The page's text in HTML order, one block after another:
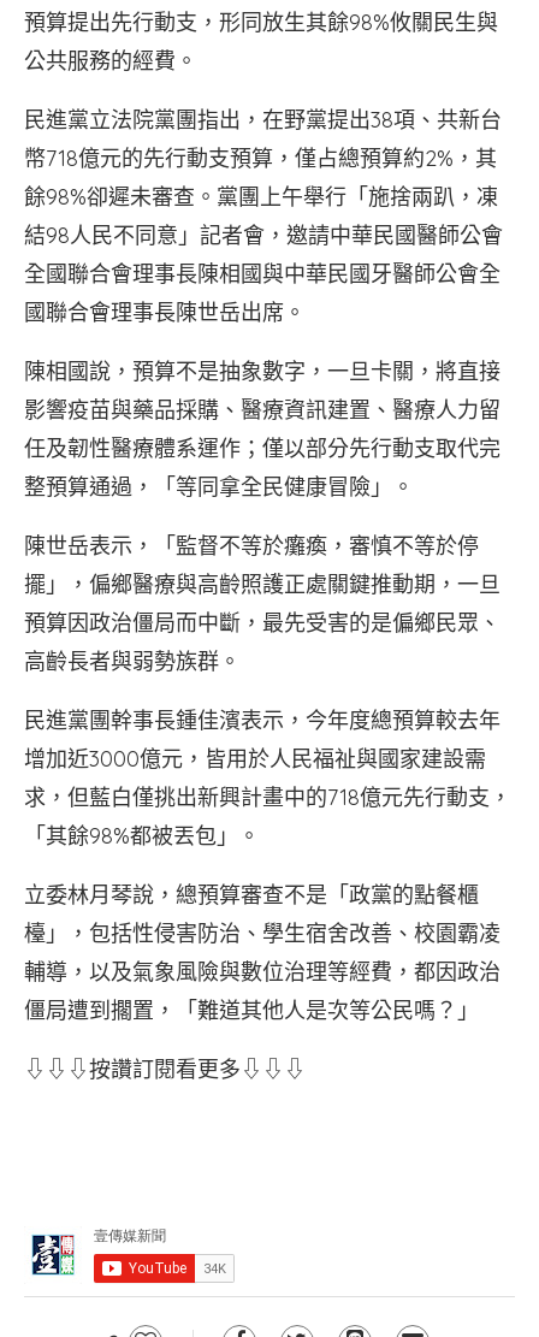
預算提出先行動支，形同放生其餘98%攸關民生與
公共服務的經費。
民進黨立法院黨團指出，在野黨提出38項、共新台
幣718億元的先行動支預算，僅占總預算約2%，其
餘98%卻遲未審查。黨團上午舉行「施捨兩趴，凍
結98人民不同意」記者會，邀請中華民國醫師公會
全國聯合會理事長陳相國與中華民國牙醫師公會全
國聯合會理事長陳世岳出席。
陳相國說，預算不是抽象數字，一旦卡關，將直接
影響疫苗與藥品採購、醫療資訊建置、醫療人力留
任及韌性醫療體系運作；僅以部分先行動支取代完
整預算通過，「等同拿全民健康冒險」。
陳世岳表示，「監督不等於癱瘓，審慎不等於停
擺」，偏鄉醫療與高齡照護正處關鍵推動期，一旦
預算因政治僵局而中斷，最先受害的是偏鄉民眾、
高齡長者與弱勢族群。
民進黨團幹事長鍾佳濱表示，今年度總預算較去年
增加近3000億元，皆用於人民福祉與國家建設需
求，但藍白僅挑出新興計畫中的718億元先行動支，
「其餘98%都被丟包」。
立委林月琴說，總預算審查不是「政黨的點餐櫃
檯」，包括性侵害防治、學生宿舍改善、校園霸凌
輔導，以及氣象風險與數位治理等經費，都因政治
僵局遭到擱置，「難道其他人是次等公民嗎？」
⇩⇩⇩按讚訂閱看更多⇩⇩⇩